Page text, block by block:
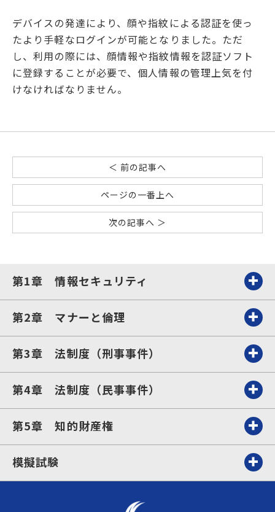
デバイスの発達により、顔や指紋による認証を使っ
たより手軽なログインが可能となりました。ただ
し、利用の際には、顔情報や指紋情報を認証ソフト
に登録することが必要で、個人情報の管理上気を付
けなければなりません。
＜ 前の記事へ
ページの一番上へ
次の記事へ ＞
第1章 情報セキュリティ
第2章 マナーと倫理
第3章 法制度（刑事事件）
第4章 法制度（民事事件）
第5章 知的財産権
模擬試験